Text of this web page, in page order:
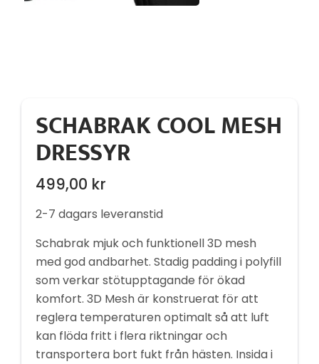
SCHABRAK COOL MESH
DRESSYR
499,00 kr
2-7 dagars leveranstid
Schabrak mjuk och funktionell 3D mesh
med god andbarhet. Stadig padding i polyfill
som verkar stötupptagande för ökad
komfort. 3D Mesh är konstruerat för att
reglera temperaturen optimalt så att luft
kan flöda fritt i flera riktningar och
transportera bort fukt från hästen. Insida i